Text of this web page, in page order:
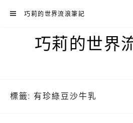
巧莉的世界流浪筆記
巧莉的世界
標籤: 有珍綠豆沙牛乳